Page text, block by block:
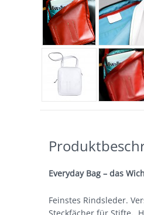
Everyday Bag – das
Feinstes Rindsleder.